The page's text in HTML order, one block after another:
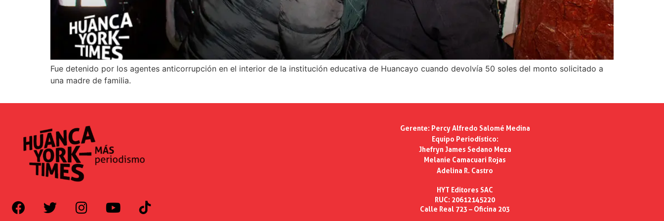
Fue detenido por los agentes anticorrupción en el interior de la institución educativa de Huancayo cuando devolvía 50 soles del monto solicitado a
una madre de familia.
Gerente: Percy Alfredo Salomé Medina
Equipo Periodístico:
Jhefryn James Sedano Meza
Melanie Camacuari Rojas
Adelina R. Castro
HYT Editores SAC
RUC: 20612145220
Calle Real 723 – Oficina 203